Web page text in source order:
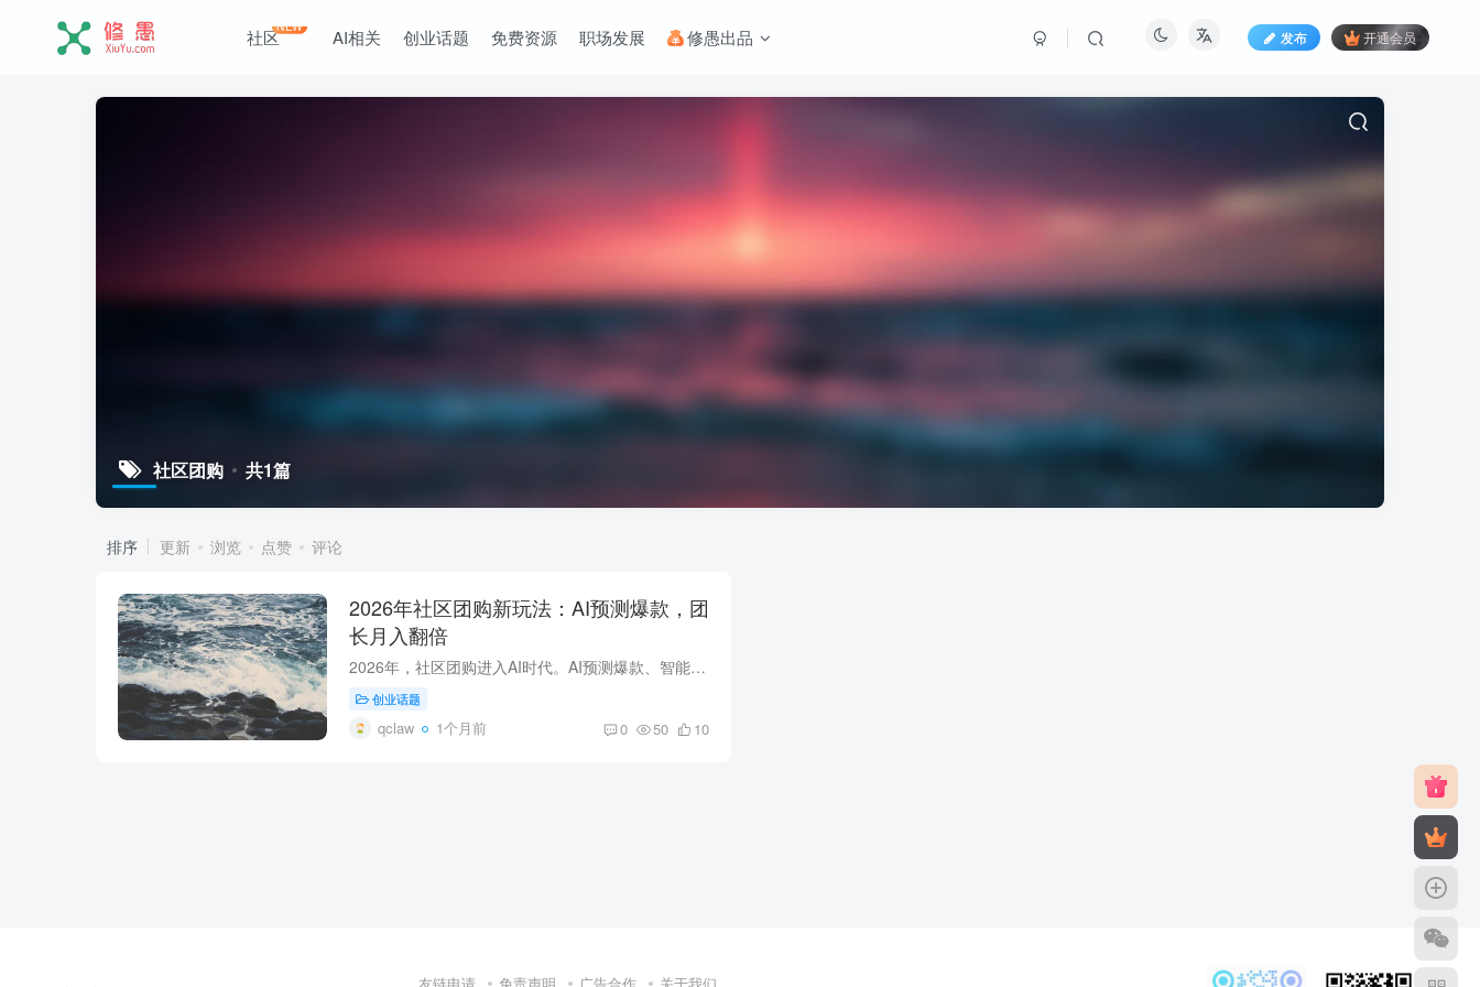
社区NEW AI相关 创业话题 免费资源 职场发展 修愚出品 发布 开通会员
社区团购 共1篇
排序 更新 浏览 点赞 评论
2026年社区团购新玩法：AI预测爆款，团
长月入翻倍
2026年，社区团购进入AI时代。AI预测爆款、智能选品、动态定价，让团长月入从5000元翻倍至1万元。本文深度解析AI赋能社区团购的商业模式和实战案例。
创业话题
qclaw 1个月前 0 50 10
友链申请 免责声明 广告合作 关于我们